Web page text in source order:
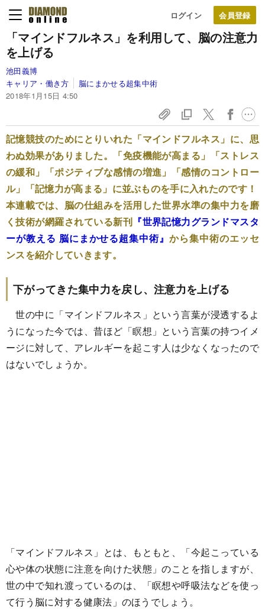
ログイン
「マインドフルネス」を利用して、脳の注意力
を上げる
池田義博
キャリア・働き方
脳にまかせる超集中術
2018年1月15日 4:50
記憶競技のためにとりいれた「マインドフルネス」に、思
わぬ効果がありました。
「免疫機能が高まる」「ストレス
の緩和」「ポジティブな感情の増進」「感情のコントロー
ル」「記憶力が高まる」に並ぶものを手に入れたのです！
本連載では、脳の仕組みを活用した世界水準の集中力を磨
く技術が網羅されている新刊 『世界記憶力グランドマスタ
ーが教える 脳にまかせる超集中術』から集中術のエッセ
ンスを紹介していきます。
下がってきた集中力を戻し、注意力を上げる
世の中に「マインドフルネス」という言葉が浸透するよ
うになった今では、昔ほど「瞑想」という言葉の持つイメ
ージに対して、アレルギーを起こす人は少なくなったので
はないでしょうか。
「マインドフルネス」とは、もともと、「今起こっている
心や体の状態に注意を向けた状態」のことを指しますが、
世の中で知れ渡っているのは、「瞑想や呼吸法などを使っ
て行う脳に対する健康法」のほうでしょう。